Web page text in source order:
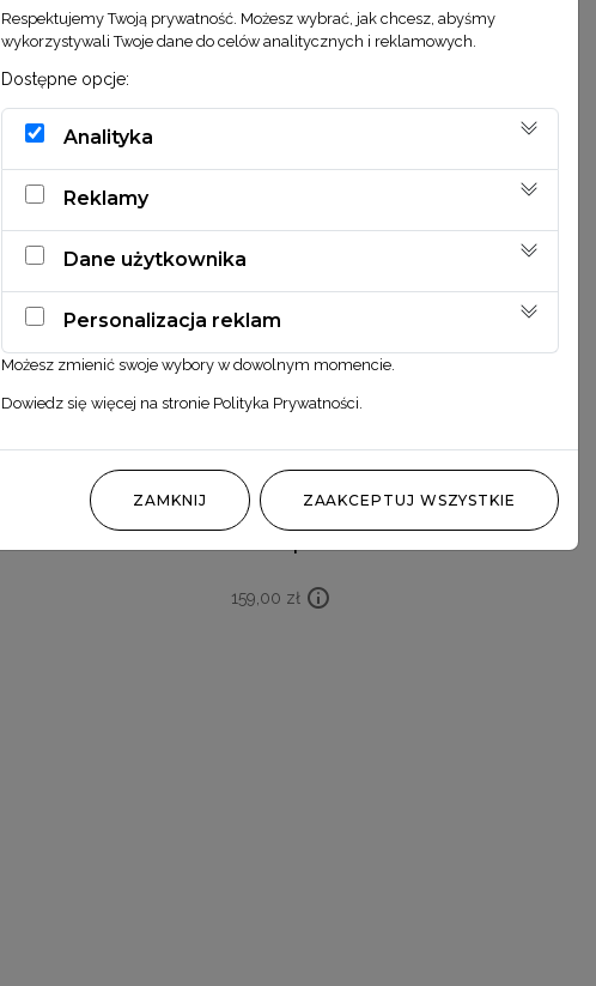
Eukaliptus
159,00 zł
Respektujemy Twoją prywatność. Możesz wybrać, jak chcesz, abyśmy
wykorzystywali Twoje dane do celów analitycznych i reklamowych.
Dostępne opcje:
Analityka
Reklamy
Dane użytkownika
Personalizacja reklam
Możesz zmienić swoje wybory w dowolnym momencie.
Dowiedz się więcej na stronie Polityka Prywatności
ZAMKNIJ ZAAKCEPTUJ WSZYSTKIE